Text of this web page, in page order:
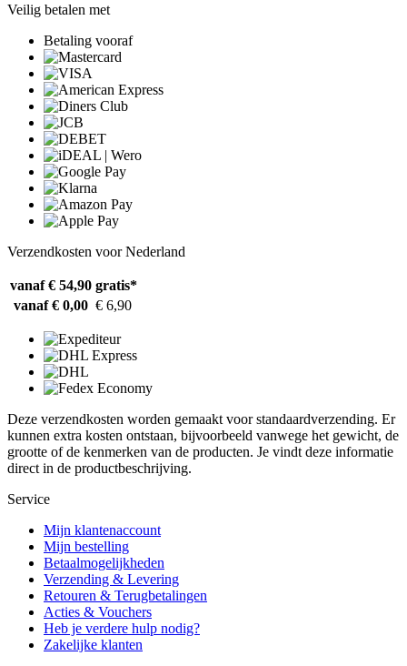
Veilig betalen met
Betaling vooraf
Verzendkosten voor Nederland
vanaf € 54,90 gratis*
vanaf € 0,00 € 6,90
Deze verzendkosten worden gemaakt voor standaardverzending. Er
kunnen extra kosten ontstaan, bijvoorbeeld vanwege het gewicht, de
grootte of de kenmerken van de producten. Je vindt deze informatie
direct in de productbeschrijving.
Service
Mijn klantenaccount
Mijn bestelling
Betaalmogelijkheden
Verzending & Levering
Retouren & Terugbetalingen
Acties & Vouchers
Heb je verdere hulp nodig?
Zakelijke klanten